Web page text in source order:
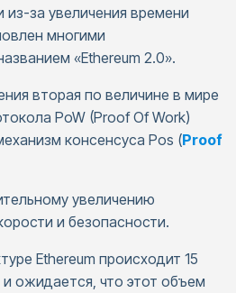
из-за увеличения времени
многими
«Ethereum 2.0».
вторая по величине в мире
PoW (Proof Of Work)
консенсуса Pos (Proof
увеличению
и безопасности.
Ethereum происходит 15
и ожидается, что этот объем